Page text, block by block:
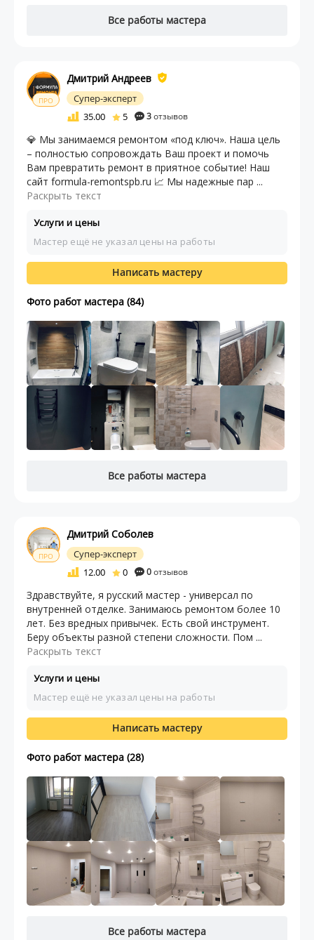
Все работы мастера
ПРО
Дмитрий Андреев
Супер-эксперт
35.00
5 3отзывов
💎 Мы занимаемся ремонтом «под ключ». Наша цель
– полностью сопровождать Ваш проект и помочь
Вам превратить ремонт в приятное событие! Наш
сайт formula-remontspb.ru 📈 Мы надежные пар ...
Раскрыть текст
Услуги и цены
Мастер ещё не указал цены на работы
Написать мастеру
Фото работ мастера (84)
Все работы мастера
ПРО
Дмитрий Соболев
Супер-эксперт
12.00
0 0отзывов
Здравствуйте, я русский мастер - универсал по
внутренней отделке. Занимаюсь ремонтом более 10
лет. Без вредных привычек. Есть свой инструмент.
Беру объекты разной степени сложности. Пом ...
Раскрыть текст
Услуги и цены
Мастер ещё не указал цены на работы
Написать мастеру
Фото работ мастера (28)
Все работы мастера